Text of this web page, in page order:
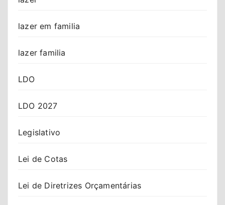
lazer em familia
lazer familia
LDO
LDO 2027
Legislativo
Lei de Cotas
Lei de Diretrizes Orçamentárias